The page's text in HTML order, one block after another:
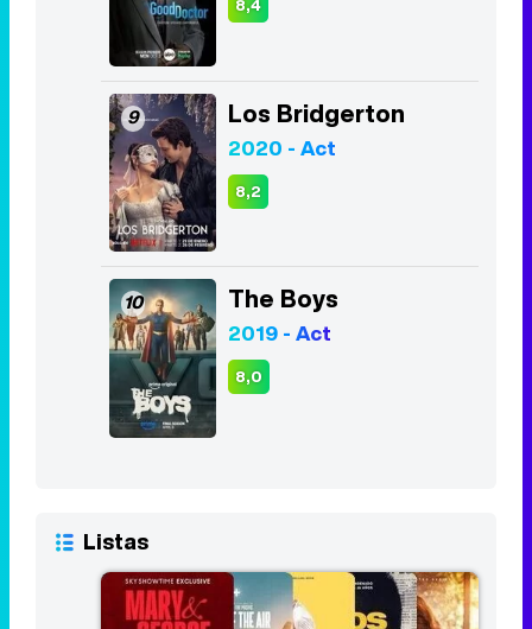
8,4
9 Los Bridgerton
2020 - Act
8,2
10 The Boys
2019 - Act
8,0
Listas